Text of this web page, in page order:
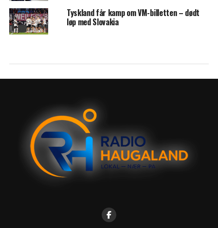
Tyskland får kamp om VM-billetten – dødt
løp med Slovakia